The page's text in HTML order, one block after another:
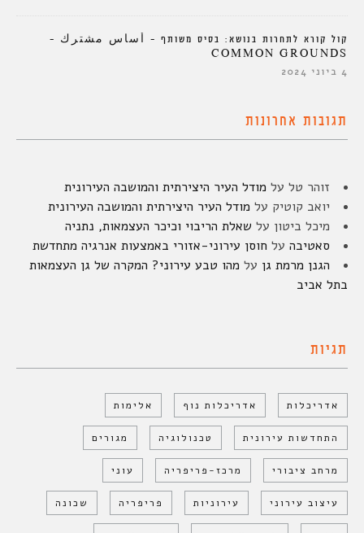
קול קורא לתחרות בנושא: בסיס משותף – أساس مشترك –
COMMON GROUNDS
4 ביוני 2024
תגובות אחרונות
זוהר טל על מודל העיר היצירתית והמושבה העירונית
יואב קוטיק על מודל העיר היצירתית והמושבה העירונית
מיכל ביטון על שאלת הריבוי וכיכר העצמאות, נתניה
סאטיבה על חוסן עירוני-אזורי באמצעות אנרגיה מתחדשת
הגנן מרמת גן על מהו טבע עירוני? המקרה של גן העצמאות
בתל אביב
תגיות
אדריכלות אדריכלות נוף אלימות
התחדשות עירונית טכנולוגיה מגורים
מרחב ציבורי מרכז-פריפריה עוני
עיצוב עירוני עירוניות פריפריה שכונה